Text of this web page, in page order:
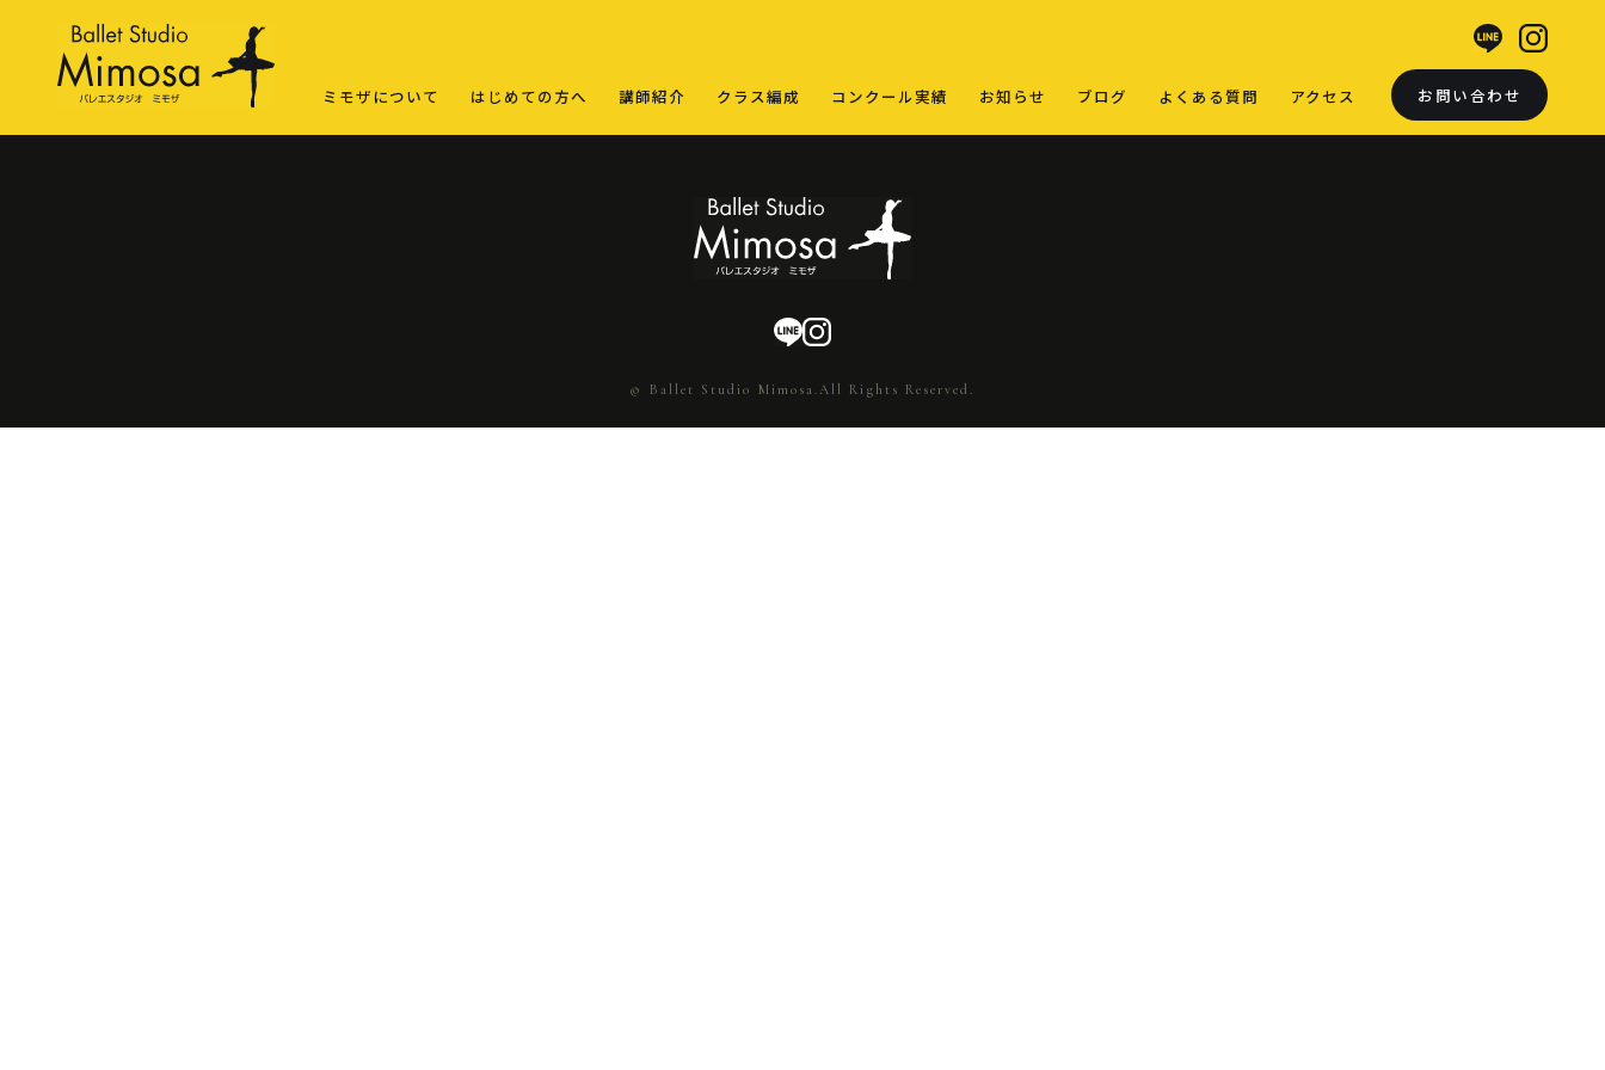
ミモザについて はじめての方へ 講師紹介 クラス編成 コンクール実績 お知らせ ブログ よくある質問 アクセス お問い合わせ
© Ballet Studio Mimosa.All Rights Reserved.